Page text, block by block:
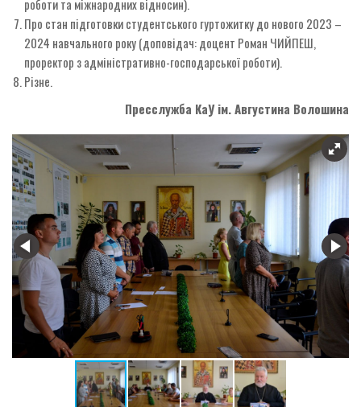
роботи та міжнародних відносин).
Про стан підготовки студентського гуртожитку до нового 2023 –
2024 навчального року (доповідач: доцент Роман ЧИЙПЕШ,
проректор з адміністративно-господарської роботи).
Різне.
Пресслужба КаУ ім. Августина Волошина